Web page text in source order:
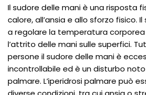
Il sudore delle mani è una risposta
calore, all’ansia e allo sforzo fisico.
a regolare la temperatura
l’attrito delle mani sulle superfici.
persone il sudore delle mani è
incontrollabile ed è un disturbo
palmare. L’iperidrosi palmare può